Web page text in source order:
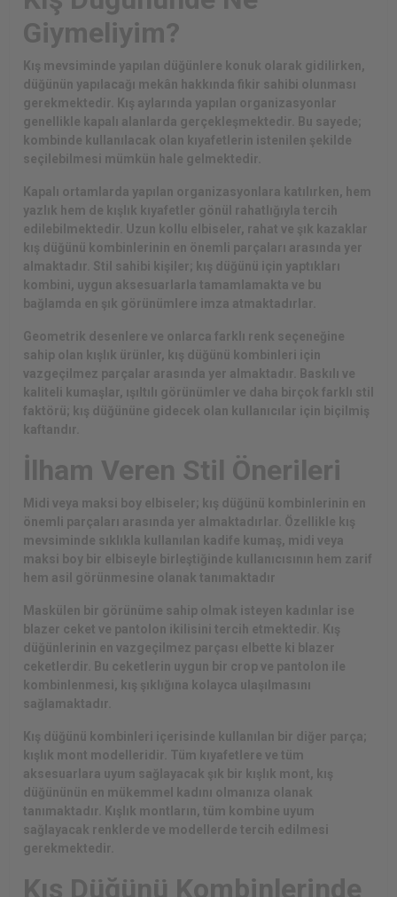
Giymeliyim?
Kış mevsiminde yapılan düğünlere konuk olarak gidilirken,
düğünün yapılacağı mekân hakkında fikir sahibi olunması
gerekmektedir. Kış aylarında yapılan organizasyonlar
genellikle kapalı alanlarda gerçekleşmektedir. Bu sayede;
kombinde kullanılacak olan kıyafetlerin istenilen şekilde
seçilebilmesi mümkün hale gelmektedir.
Kapalı ortamlarda yapılan organizasyonlara katılırken, hem
yazlık hem de kışlık kıyafetler gönül rahatlığıyla tercih
edilebilmektedir. Uzun kollu elbiseler, rahat ve şık kazaklar
kış düğünü kombinlerinin en önemli parçaları arasında yer
almaktadır. Stil sahibi kişiler; kış düğünü için yaptıkları
kombini, uygun aksesuarlarla tamamlamakta ve bu
bağlamda en şık görünümlere imza atmaktadırlar.
Geometrik desenlere ve onlarca farklı renk seçeneğine
sahip olan kışlık ürünler, kış düğünü kombinleri için
vazgeçilmez parçalar arasında yer almaktadır. Baskılı ve
kaliteli kumaşlar, ışıltılı görünümler ve daha birçok farklı stil
faktörü; kış düğününe gidecek olan kullanıcılar için biçilmiş
kaftandır.
İlham Veren Stil Önerileri
Midi veya maksi boy elbiseler; kış düğünü kombinlerinin en
önemli parçaları arasında yer almaktadırlar. Özellikle kış
mevsiminde sıklıkla kullanılan kadife kumaş, midi veya
maksi boy bir elbiseyle birleştiğinde kullanıcısının hem zarif
hem asil görünmesine olanak tanımaktadır
Maskülen bir görünüme sahip olmak isteyen kadınlar ise
blazer ceket ve pantolon ikilisini tercih etmektedir. Kış
düğünlerinin en vazgeçilmez parçası elbette ki blazer
ceketlerdir. Bu ceketlerin uygun bir crop ve pantolon ile
kombinlenmesi, kış şıklığına kolayca ulaşılmasını
sağlamaktadır.
Kış düğünü kombinleri içerisinde kullanılan bir diğer parça;
kışlık mont modelleridir . Tüm kıyafetlere ve tüm
aksesuarlara uyum sağlayacak şık bir kışlık mont, kış
düğününün en mükemmel kadını olmanıza olanak
tanımaktadır. Kışlık montların, tüm kombine uyum
sağlayacak renklerde ve modellerde tercih edilmesi
gerekmektedir.
Kış Düğünü Kombinlerinde